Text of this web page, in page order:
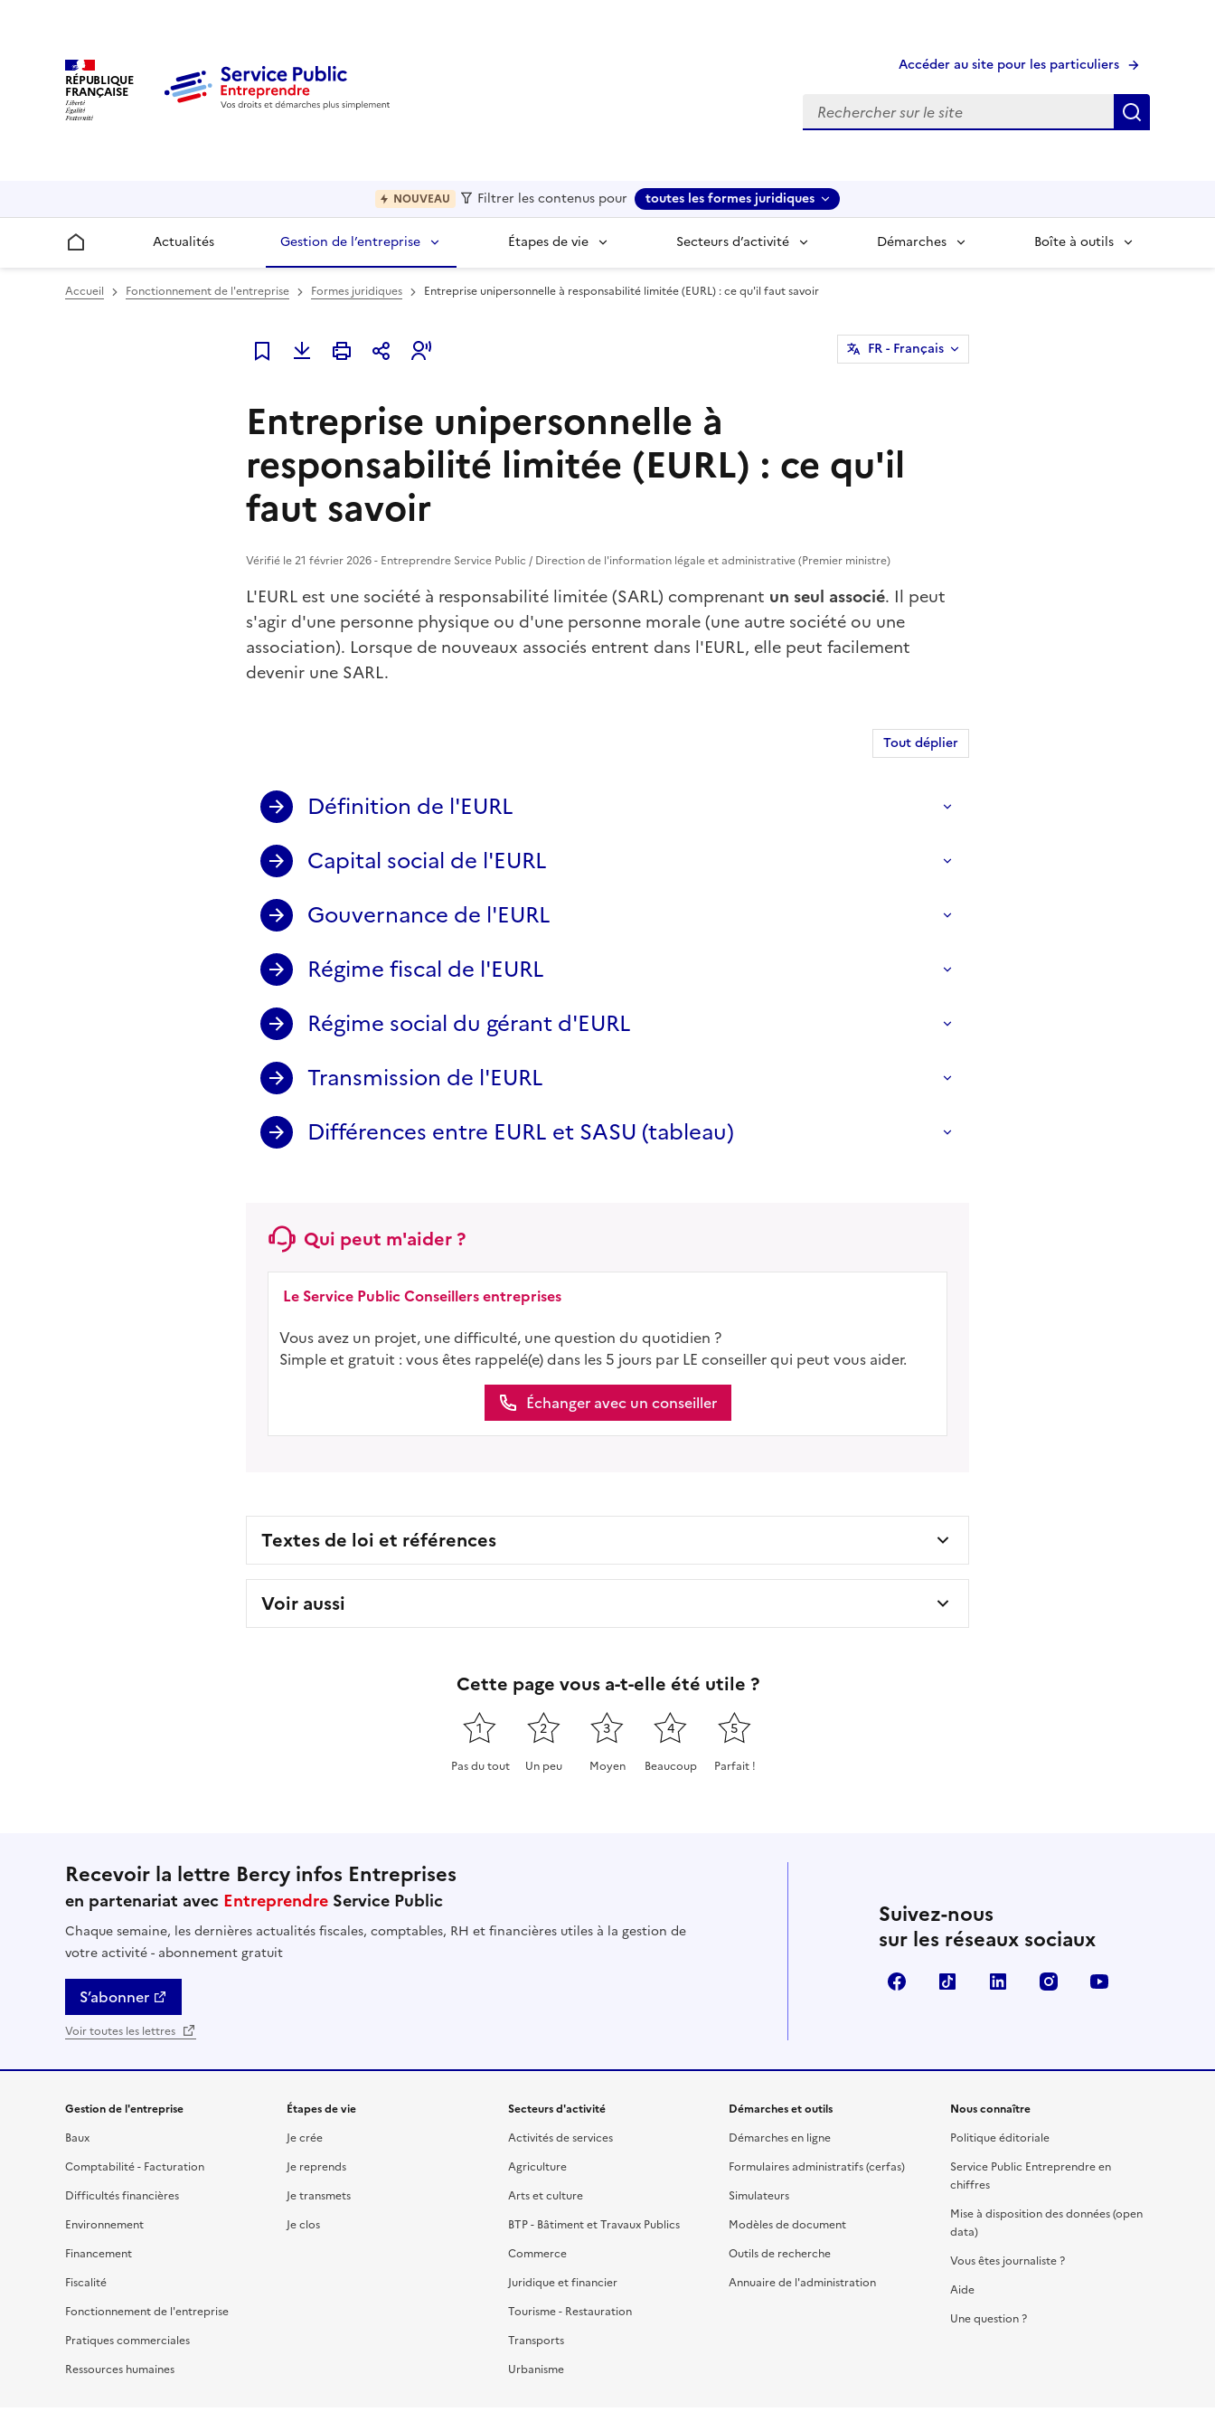
RÉPUBLIQUE
FRANÇAISE
Accéder au site pour les particuliers
Recherche
NOUVEAU Filtrer les contenus pour toutes les formes juridiques
Accueil Actualités Gestion de l’entreprise Étapes de vie Secteurs d’activité Démarches Boîte à outils
Accueil Fonctionnement de l'entreprise Formes juridiques Entreprise unipersonnelle à responsabilité limitée (EURL) : ce qu'il faut savoir
Ajouter à mes favoris
FR- Français
Entreprise unipersonnelle à
responsabilité limitée (EURL) : ce qu'il
faut savoir
Vérifié le 21 février 2026 - Entreprendre Service Public / Direction de l'information légale et administrative (Premier ministre)
L'EURL est une société à responsabilité limitée (SARL) comprenant un seul associé. Il peut
s'agir d'une personne physique ou d'une personne morale (une autre société ou une
association). Lorsque de nouveaux associés entrent dans l'EURL, elle peut facilement
devenir une SARL.
Tout déplier
Définition de l'EURL
Capital social de l'EURL
Gouvernance de l'EURL
Régime fiscal de l'EURL
Régime social du gérant d'EURL
Transmission de l'EURL
Différences entre EURL et SASU (tableau)
Qui peut m'aider ?
Le Service Public Conseillers entreprises
Vous avez un projet, une difficulté, une question du quotidien ?
Simple et gratuit : vous êtes rappelé(e) dans les 5 jours par LE conseiller qui peut vous aider.
Échanger avec un conseiller
Textes de loi et références
Voir aussi
Cette page vous a-t-elle été utile ?
1
Pas du tout
2
Un peu
3
Moyen
4
Beaucoup
5
Parfait !
Recevoir la lettre Bercy infos Entreprises
en partenariat avec Entreprendre Service Public
Chaque semaine, les dernières actualités fiscales, comptables, RH et financières utiles à la gestion de
votre activité - abonnement gratuit
S’abonner
Voir toutes les lettres
Suivez-nous
sur les réseaux sociaux
FacebookTikTok Linkedin Instagram
Gestion de l'entreprise
Baux
Comptabilité - Facturation
Difficultés financières
Environnement
Financement
Fiscalité
Fonctionnement de l'entreprise
Pratiques commerciales
Ressources humaines
Étapes de vie
Je crée
Je reprends
Je transmets
Je clos
Secteurs d'activité
Activités de services
Agriculture
Arts et culture
BTP - Bâtiment et Travaux Publics
Commerce
Juridique et financier
Tourisme - Restauration
Transports
Urbanisme
Démarches et outils
Démarches en ligne
Formulaires administratifs (cerfas)
Simulateurs
Modèles de document
Outils de recherche
Annuaire de l'administration
Nous connaître
Politique éditoriale
Service Public Entreprendre en
chiffres
Mise à disposition des données (open
data)
Vous êtes journaliste ?
Aide
Une question ?